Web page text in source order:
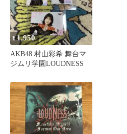
¥1,950
AKB48 村山彩希 舞台マ
ジムリ学園LOUDNESS